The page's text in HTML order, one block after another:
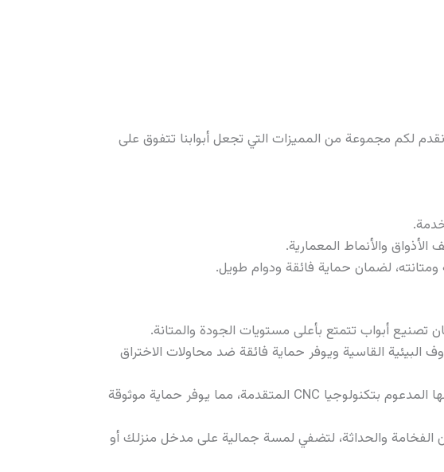
نقدم لكم مجموعة من المميزات التي تجعل أبوابنا تتفوق على
لضمان حماية فائقة ودوام طويل.
تصنيع أبواب تتمتع بأعلى مستويات الجودة والمتانة.
البيئية القاسية ويوفر حماية فائقة ضد محاولات الاختراق
تضمن الأبواب الحديدية الكبيرة من بلازما البرج أعلى معايير الأمان بفضل تصميمها المدعوم بتكنولوجيا CNC المتقدمة، مما يوفر حماية موثوقة
الفخامة والحداثة، لتضفي لمسة جمالية على مدخل منزلك أو